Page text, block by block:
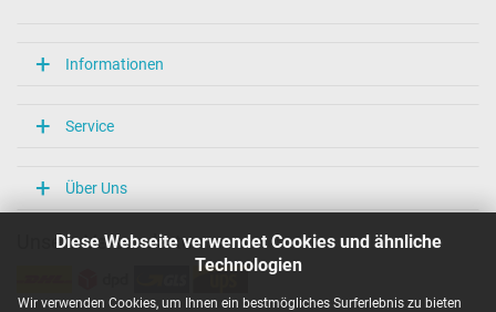
Diese Webseite verwendet Cookies und ähnliche
Technologien
Wir verwenden Cookies, um Ihnen ein bestmögliches Surferlebnis zu bieten
Informationen
Service
Über Uns
Unsere Versandarten